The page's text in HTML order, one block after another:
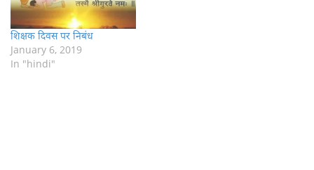
शिक्षक दिवस पर निबंध
January 6, 2019
In "hindi"